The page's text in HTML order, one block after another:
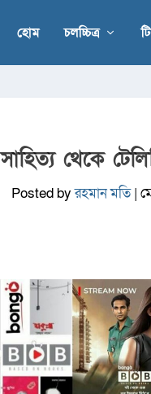
হোম চলচ্চিত্র
সাহিত্য থেকে
Posted byরহমান মতি|